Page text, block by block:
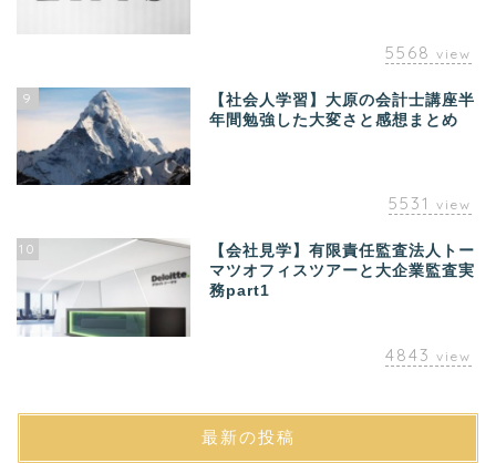
5568 view
9
【社会人学習】大原の会計士講座半
年間勉強した大変さと感想まとめ
5531 view
10
【会社見学】有限責任監査法人トー
マツオフィスツアーと大企業監査実
務part1
4843 view
最新の投稿